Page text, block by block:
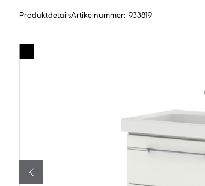
ProduktdetailsArtikelnummer: 933819